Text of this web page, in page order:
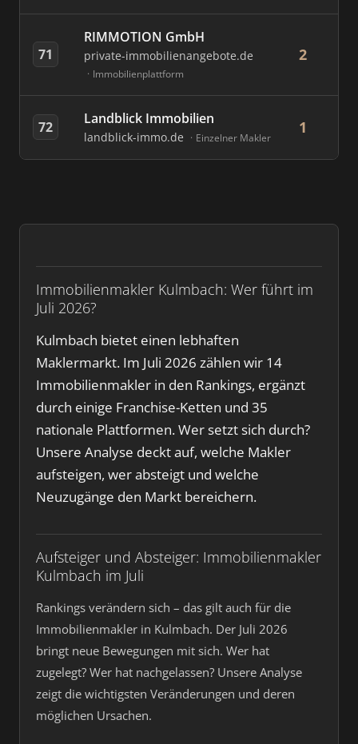
Immobilienmakler Kulmbach: Wer führt im
Juli 2026?
Kulmbach bietet einen lebhaften
Maklermarkt. Im Juli 2026 zählen wir 14
Immobilienmakler in den Rankings, ergänzt
durch einige Franchise-Ketten und 35
nationale Plattformen. Wer setzt sich durch?
Unsere Analyse deckt auf, welche Makler
aufsteigen, wer absteigt und welche
Neuzugänge den Markt bereichern.
Aufsteiger und Absteiger: Immobilienmakler
Kulmbach im Juli
Rankings verändern sich – das gilt auch für die
Immobilienmakler in Kulmbach. Der Juli 2026
bringt neue Bewegungen mit sich. Wer hat
zugelegt? Wer hat nachgelassen? Unsere Analyse
zeigt die wichtigsten Veränderungen und deren
möglichen Ursachen.
71
RIMMOTION GmbH
private-immobilienangebote.de
Immobilienplattform
2
72 Landblick Immobilien
landblick-immo.de Einzelner Makler
1